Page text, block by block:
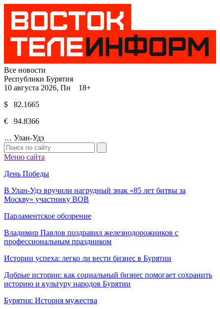
Все новости
Республики Бурятия
10 августа 2026, Пн 18+
$ 82.1665
€ 94.8366
… Улан-Удэ
Меню сайта
День Победы
В Улан-Удэ вручили нагрудный знак «85 лет битвы за
Москву» участнику ВОВ
Парламентское обозрение
Владимир Павлов поздравил железнодорожников с
профессиональным праздником
Истории успеха: легко ли вести бизнес в Бурятии
Добрые истории: как социальный бизнес помогает сохранить
историю и культуру народов Бурятии
Бурятия: История мужества